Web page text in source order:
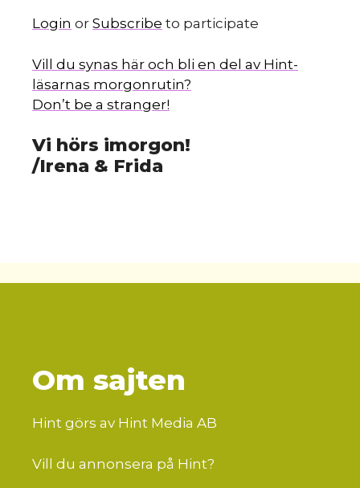
Login or Subscribe to participate
Vill du synas här och bli en del av Hint-
läsarnas morgonrutin?
Don’t be a stranger!
Vi hörs imorgon!
/Irena & Frida
Om sajten
Hint görs av Hint Media AB
Vill du annonsera på Hint?